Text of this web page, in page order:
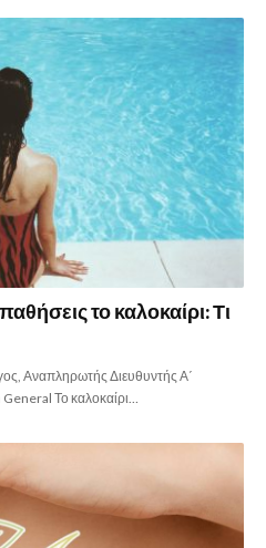
το καλοκαίρι: Τι
Αναπληρωτής Διευθυντής Α΄
Το καλοκαίρι…